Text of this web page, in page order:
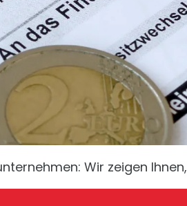
Wir zeigen Ihnen,